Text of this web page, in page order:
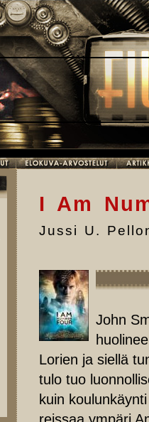
I Am
Jussi U.
John
Lorien ja siellä
tulo tuo
kuin